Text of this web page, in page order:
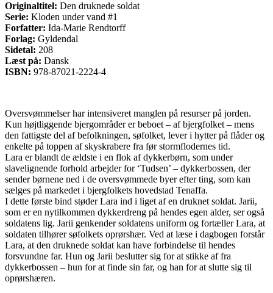
Originaltitel: Den druknede soldat
Serie: Kloden under vand #1
Forfatter: Ida-Marie Rendtorff
Forlag: Gyldendal
Sidetal: 208
Læst på: Dansk
ISBN: 978-87021-2224-4
Oversvømmelser har intensiveret manglen på resurser på jorden.
Kun højtliggende bjergområder er beboet – af bjergfolket – mens
den fattigste del af befolkningen, søfolket, lever i hytter på flåder og
enkelte på toppen af skyskrabere fra før stormflodernes tid.
Lara er blandt de ældste i en flok af dykkerbørn, som under
slavelignende forhold arbejder for ‘Tudsen’ – dykkerbossen, der
sender børnene ned i de oversvømmede byer efter ting, som kan
sælges på markedet i bjergfolkets hovedstad Tenaffa.
I dette første bind støder Lara ind i liget af en druknet soldat. Jarii,
som er en nytilkommen dykkerdreng på hendes egen alder, ser også
soldatens lig. Jarii genkender soldatens uniform og fortæller Lara, at
soldaten tilhører søfolkets oprørshær. Ved at læse i dagbogen forstår
Lara, at den druknede soldat kan have forbindelse til hendes
forsvundne far. Hun og Jarii beslutter sig for at stikke af fra
dykkerbossen – hun for at finde sin far, og han for at slutte sig til
oprørshæren.